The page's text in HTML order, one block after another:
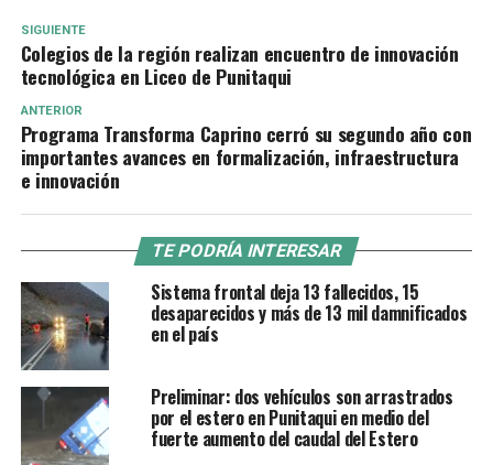
SIGUIENTE
Colegios de la región realizan encuentro de innovación
tecnológica en Liceo de Punitaqui
ANTERIOR
Programa Transforma Caprino cerró su segundo año con
importantes avances en formalización, infraestructura
e innovación
TE PODRÍA INTERESAR
Sistema frontal deja 13 fallecidos, 15
desaparecidos y más de 13 mil damnificados
en el país
Preliminar: dos vehículos son arrastrados
por el estero en Punitaqui en medio del
fuerte aumento del caudal del Estero